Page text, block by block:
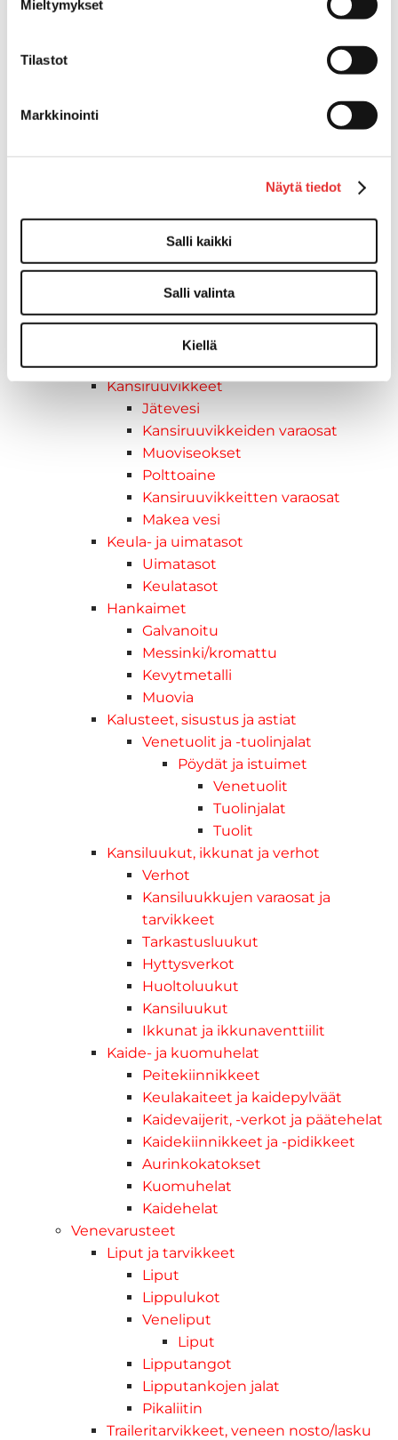
Mieltymykset
Tilastot
Markkinointi
Näytä tiedot
Salli kaikki
Salli valinta
Kiellä
Kuljetusramppien tarvikkeet
Knaapit
Trailerikoukut
Venerenkaat ja silmukkapultit/-
ruuvit
Vetourat
Kansiruuvikkeet
Jätevesi
Kansiruuvikkeiden varaosat
Muoviseokset
Polttoaine
Kansiruuvikkeitten varaosat
Makea vesi
Keula- ja uimatasot
Uimatasot
Keulatasot
Hankaimet
Galvanoitu
Messinki/kromattu
Kevytmetalli
Muovia
Kalusteet, sisustus ja astiat
Venetuolit ja -tuolinjalat
Pöydät ja istuimet
Venetuolit
Tuolinjalat
Tuolit
Kansiluukut, ikkunat ja verhot
Verhot
Kansiluukkujen varaosat ja
tarvikkeet
Tarkastusluukut
Hyttysverkot
Huoltoluukut
Kansiluukut
Ikkunat ja ikkunaventtiilit
Kaide- ja kuomuhelat
Peitekiinnikkeet
Keulakaiteet ja kaidepylväät
Kaidevaijerit, -verkot ja päätehelat
Kaidekiinnikkeet ja -pidikkeet
Aurinkokatokset
Kuomuhelat
Kaidehelat
Venevarusteet
Liput ja tarvikkeet
Liput
Lippulukot
Veneliput
Liput
Lipputangot
Lipputankojen jalat
Pikaliitin
Traileritarvikkeet, veneen nosto/lasku